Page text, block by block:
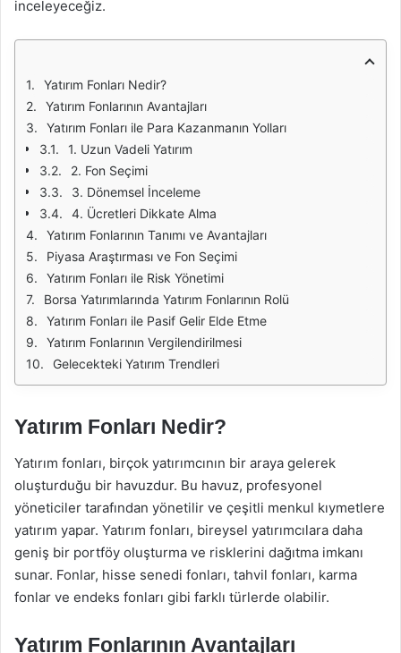
inceleyeceğiz.
Yatırım Fonları Nedir?
Yatırım Fonlarının Avantajları
Yatırım Fonları ile Para Kazanmanın Yolları
1. Uzun Vadeli Yatırım
2. Fon Seçimi
3. Dönemsel İnceleme
4. Ücretleri Dikkate Alma
Yatırım Fonlarının Tanımı ve Avantajları
Piyasa Araştırması ve Fon Seçimi
Yatırım Fonları ile Risk Yönetimi
Borsa Yatırımlarında Yatırım Fonlarının Rolü
Yatırım Fonları ile Pasif Gelir Elde Etme
Yatırım Fonlarının Vergilendirilmesi
Gelecekteki Yatırım Trendleri
Yatırım Fonları Nedir?
Yatırım fonları, birçok yatırımcının bir araya gelerek
oluşturduğu bir havuzdur. Bu havuz, profesyonel
yöneticiler tarafından yönetilir ve çeşitli menkul kıymetlere
yatırım yapar. Yatırım fonları, bireysel yatırımcılara daha
geniş bir portföy oluşturma ve risklerini dağıtma imkanı
sunar. Fonlar, hisse senedi fonları, tahvil fonları, karma
fonlar ve endeks fonları gibi farklı türlerde olabilir.
Yatırım Fonlarının Avantajları